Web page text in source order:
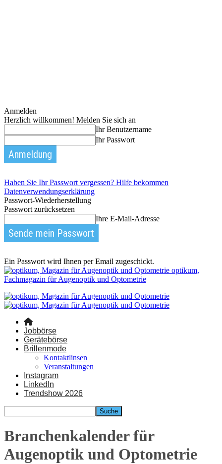
Anmelden
Herzlich willkommen! Melden Sie sich an
Ihr Benutzername
Ihr Passwort
Haben Sie Ihr Passwort vergessen? Hilfe bekommen
Datenverwendungserklärung
Passwort-Wiederherstellung
Passwort zurücksetzen
Ihre E-Mail-Adresse
Ein Passwort wird Ihnen per Email zugeschickt.
optikum,
Fachmagazin für Augenoptik und Optometrie
Jobbörse
Gerätebörse
Brillenmode
Kontaktlinsen
Veranstaltungen
Instagram
LinkedIn
Trendshow 2026
Branchenkalender für
Augenoptik und Optometrie